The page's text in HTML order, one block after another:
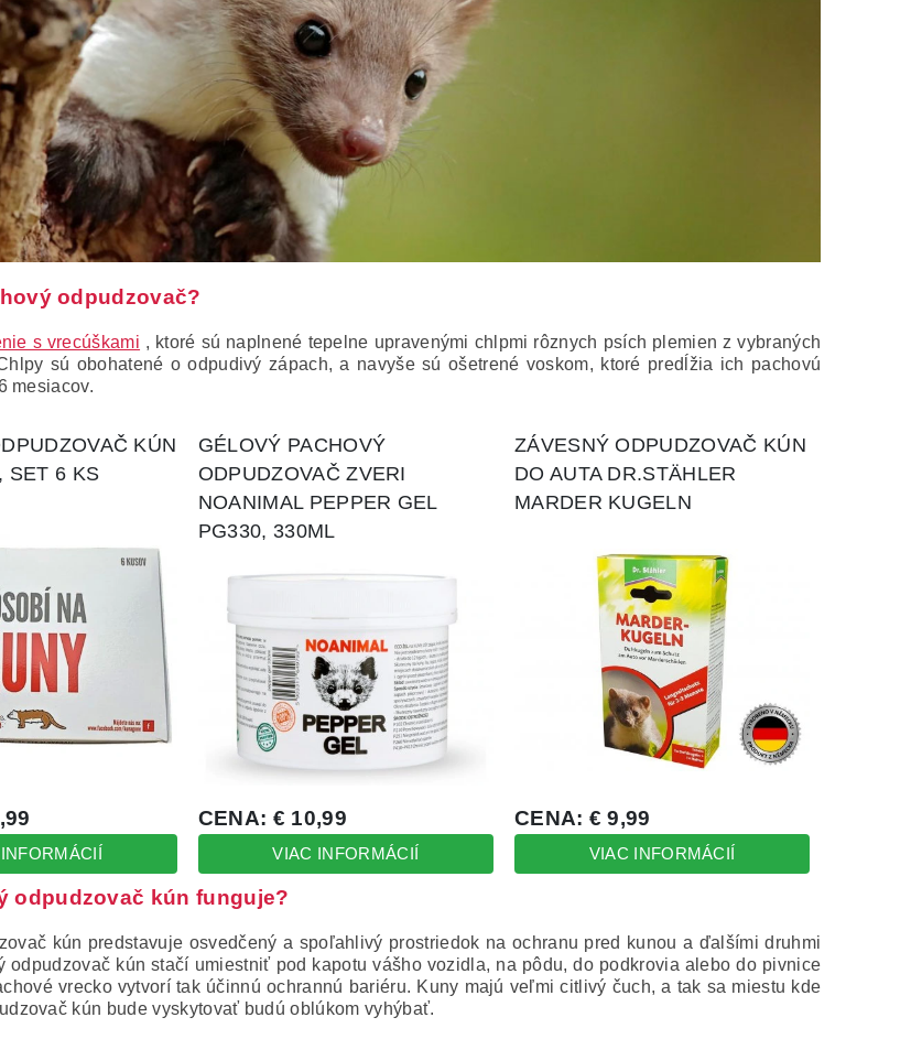
odpudzovač?
s vrecúškami , ktoré sú naplnené tepelne upravenými chlpmi rôznych psích plemien z vybraných
sú obohatené o odpudivý zápach, a navyše sú ošetrené voskom, ktoré predĺžia ich pachovú
mesiacov.
odpudzovač kún funguje?
kún predstavuje osvedčený a spoľahlivý prostriedok na ochranu pred kunou a ďalšími druhmi
odpudzovač kún stačí umiestniť pod kapotu vášho vozidla, na pôdu, do podkrovia alebo do pivnice
vrecko vytvorí tak účinnú ochrannú bariéru. Kuny majú veľmi citlivý čuch, a tak sa miestu kde
kún bude vyskytovať budú oblúkom vyhýbať.